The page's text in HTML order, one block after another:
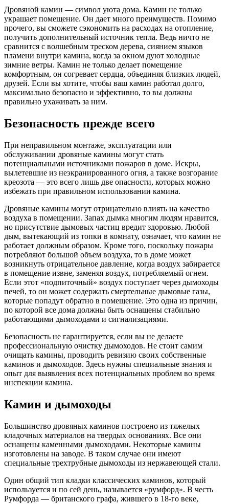
Дровяной камин — символ уюта дома. Камин не только
украшает помещение. Он дает много преимуществ. Помимо
прочего, вы сможете сэкономить на расходах на отопление,
получить дополнительный источник тепла. Ведь ничто не
сравнится с волшебным треском дерева, сиянием языков
пламени внутри камина, когда за окном дуют холодные
зимние ветры. Камин не только делает помещение
комфортным, он согревает сердца, объединяя близких людей,
друзей. Если вы хотите, чтобы ваш камин работал долго,
максимально безопасно и эффективно, то вы должны
правильно ухаживать за ним.
Безопасность прежде всего
При неправильном монтаже, эксплуатации или
обслуживании дровяные камины могут стать
потенциальными источниками пожаров в доме. Искры,
вылетевшие из неэкранированного огня, а также возгорание
креозота — это всего лишь две опасности, которых можно
избежать при правильном использовании камина.
Дровяные камины могут отрицательно влиять на качество
воздуха в помещении. Запах дымка многим людям нравится,
но присутствие дымовых частиц вредит здоровью. Любой
дым, вытекающий из топки в комнату, означает, что камин не
работает должным образом. Кроме того, поскольку пожары
потребляют большой объем воздуха, то в доме может
возникнуть отрицательное давление, когда воздух забирается
в помещение извне, заменяя воздух, потребляемый огнем.
Если этот «подпиточный» воздух поступает через дымоходы
печей, то он может содержать смертельные дымовые газы,
которые попадут обратно в помещение. Это одна из причин,
по которой все дома должны быть оснащены стабильно
работающими дымоходами и сигнализациями.
Безопасность не гарантируется, если вы не делаете
профессиональную очистку дымоходов. Не стоит самим
очищать камины, проводить ревизию своих собственные
каминов и дымоходов. Здесь нужны специальные знания и
опыт для выявления всех потенциальных проблем во время
инспекции камина.
Камин и дымоходы
Большинство дровяных каминов построено из тяжелых
кладочных материалов на твердых основаниях. Все они
оснащены каменными дымоходами. Некоторые камины
изготовлены на заводе. В таком случае они имеют
специальные трехтрубные дымоходы из нержавеющей стали.
Один общий тип кладки классических каминов, который
используется и по сей день, называется «румфорд». В честь
Румфорда — британского графа, жившего в 18-го веке,